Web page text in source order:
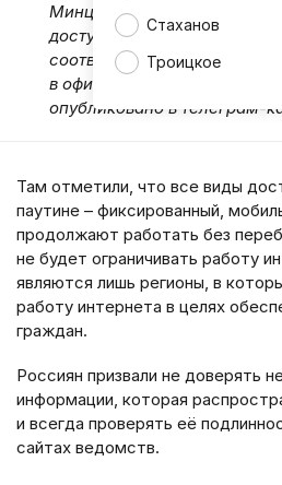
Стаханов
Троицкое
Минцифры России о
доступа к интернету в
соответствует
в официальном заявлении
опубликовано в телеграм-
Там отметили, что все виды
паутине – фиксированный,
продолжают работать без
не будет ограничивать работу
являются лишь регионы, в
работу интернета в целях
граждан.
Россиян призвали не доверять
информации, которая
и всегда проверять её
сайтах ведомств.